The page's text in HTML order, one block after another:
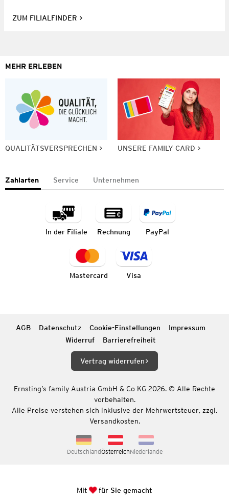
ZUM FILIALFINDER
MEHR ERLEBEN
QUALITÄTSVERSPRECHEN UNSERE FAMILY CARD
Zahlarten Service Unternehmen
In der Filiale Rechnung PayPal
Mastercard Visa
AGB Datenschutz Cookie-Einstellungen
Impressum
Widerruf
Barrierefreiheit
Vertrag widerrufen
Ernsting’s family Austria GmbH & Co KG 2026. © Alle Rechte
vorbehalten.
Alle Preise verstehen sich inklusive der Mehrwertsteuer, zzgl.
Versandkosten.
DeutschlandÖsterreichNiederlande
Mit für Sie gemacht